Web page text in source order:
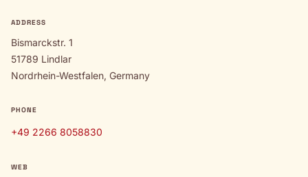
ADDRESS
Bismarckstr. 1
51789 Lindlar
Nordrhein-Westfalen, Germany
PHONE
+49 2266 8058830
WEB